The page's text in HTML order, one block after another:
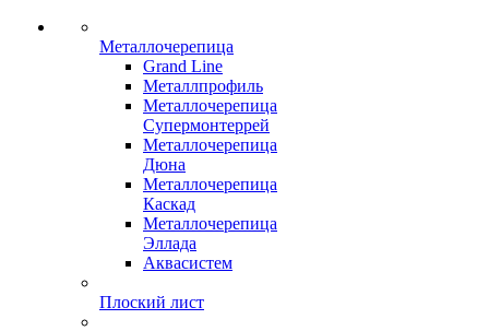
Металлочерепица
Grand Line
Металлпрофиль
Металлочерепица
Супермонтеррей
Металлочерепица
Дюна
Металлочерепица
Каскад
Металлочерепица
Эллада
Аквасистем
Плоский лист